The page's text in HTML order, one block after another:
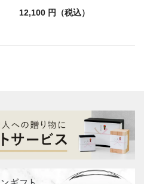
12,100 円（税込）